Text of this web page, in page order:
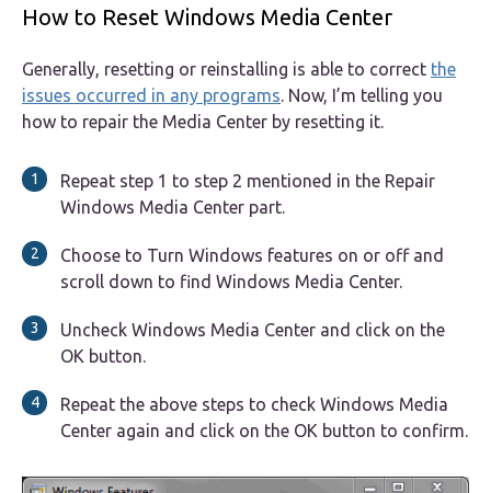
How to Reset Windows Media Center
Generally, resetting or reinstalling is able to correct the
issues occurred in any programs. Now, I’m telling you
how to repair the Media Center by resetting it.
Repeat step 1 to step 2 mentioned in the Repair
Windows Media Center part.
Choose to Turn Windows features on or off and
scroll down to find Windows Media Center.
Uncheck Windows Media Center and click on the
OK button.
Repeat the above steps to check Windows Media
Center again and click on the OK button to confirm.